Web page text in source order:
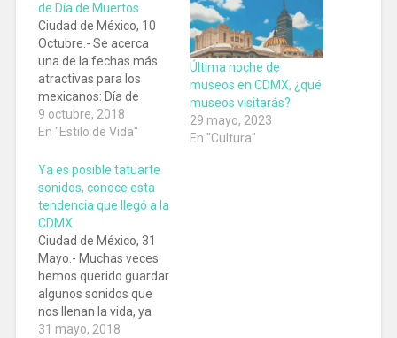
de Día de Muertos
Ciudad de México, 10
Octubre.- Se acerca
una de la fechas más
atractivas para los
mexicanos: Día de
Muertos es por eso que
te dejamos una lista
que puedes visitar: El
clásico Festival del
Terror de Six Flags. Este
año encontrarás
momias, caníbales, una
casa maldita, seres…
9 octubre, 2018
En "Estilo de Vida"
Última noche de
museos en CDMX, ¿qué
museos visitarás?
29 mayo, 2023
En "Cultura"
Ya es posible tatuarte
sonidos, conoce esta
tendencia que llegó a la
CDMX
Ciudad de México, 31
Mayo.- Muchas veces
hemos querido guardar
algunos sonidos que
nos llenan la vida, ya
sea una sonrisa, una
31 mayo, 2018